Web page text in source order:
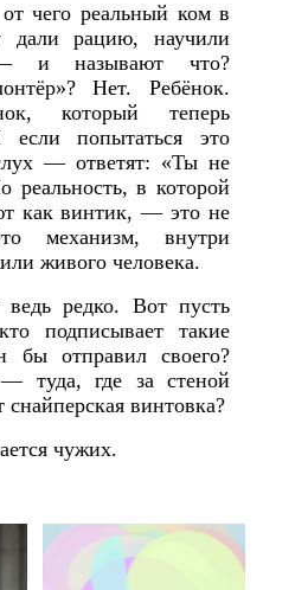
чего реальный ком в
дали рацию, научили
и называют что?
Нет. Ребёнок.
который теперь
если попытаться это
— ответят: «Ты не
реальность, в которой
как винтик, — это не
механизм, внутри
живого человека.
редко. Вот пусть
подписывает такие
отправил своего?
туда, где за стеной
винтовка?
чужих.